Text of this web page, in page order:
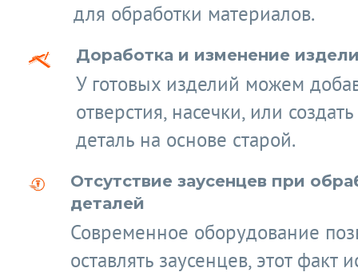
для обработки материалов.
Доработка и изменение
У готовых изделий можем
отверстия, насечки, или
деталь на основе старой.
Отсутствие заусенцев при
деталей
Современное оборудование
оставлять заусенцев, этот факт